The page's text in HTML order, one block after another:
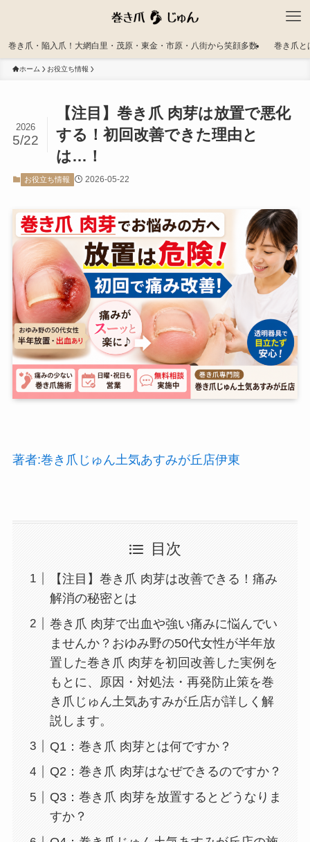
巻き爪・陥入爪！大網白里・茂原・東金・市原・八街から笑顔多数 巻き爪と
ホーム お役立ち情報
【注目】巻き爪 肉芽は放置で悪化
する！初回改善できた理由と
は…！
2026
5/22
お役立ち情報 2026-05-22
著者:巻き爪じゅん土気あすみが丘店伊東
目次
【注目】巻き爪 肉芽は改善できる！痛み
解消の秘密とは
巻き爪 肉芽で出血や強い痛みに悩んでい
ませんか？おゆみ野の50代女性が半年放
置した巻き爪 肉芽を初回改善した実例を
もとに、原因・対処法・再発防止策を巻
き爪じゅん土気あすみが丘店が詳しく解
説します。
Q1：巻き爪 肉芽とは何ですか？
Q2：巻き爪 肉芽はなぜできるのですか？
Q3：巻き爪 肉芽を放置するとどうなりま
すか？